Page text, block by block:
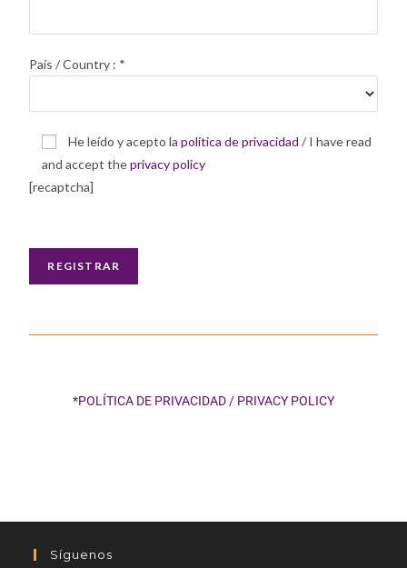
País / Country : *
He leído y acepto lapolítica de privacidad / I have read
and accept theprivacy policy
[recaptcha]
*POLÍTICA DE PRIVACIDAD / PRIVACY POLICY
Síguenos